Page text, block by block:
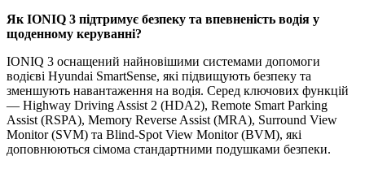
ЯкIONIQ 3 підтримує безпеку та впевненість водія у
щоденному керуванні?
IONIQ 3 оснащений найновішими системами допомоги
водієві Hyundai SmartSense, які підвищують безпеку та
зменшують навантаження на водія. Серед ключових функцій
— Highway Driving Assist 2 (HDA2), Remote Smart Parking
Assist (RSPA), Memory Reverse Assist (MRA), Surround View
Monitor (SVM) та Blind-Spot View Monitor (BVM), які
доповнюються сімома стандартними подушками безпеки.